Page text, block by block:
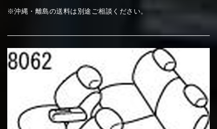
④Brown ⑤Dark Brown
⑧Orange ⑨Pink
⑦Blue ⑧Orange
④Brown ⑤Dark Brown ⑥Yellow
①Black ②Gray ③Light gray
④Beige ⑤Ivory
①Black ②Gray ③Light gray
④Beige ⑤Ivory
※沖縄・離島の送料は別途ご相談ください。